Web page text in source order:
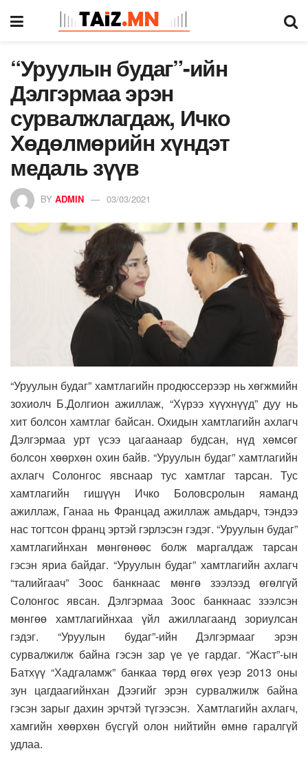
“Уруулын будаг”-ийн
Дэлгэрмаа эрэн
сурвалжлагдаж, Ичко
Хөдөлмөрийн хүндэт
медаль зүүв
BY ADMIN 03/03/2021
“Уруулын будаг” хамтлагийн продюссерээр нь хөгжмийн
зохиолч Б.Долгион ажиллаж, “Хүрээ хүүхнүүд” дуу нь
хит болсон хамтлаг байсан. Охидын хамтлагийн ахлагч
Дэлгэрмаа урт үсээ цагаанаар будсан, нүд хөмсөг
болсон хөөрхөн охин байв. “Уруулын будаг” хамтлагийн
ахлагч Солонгос явснаар тус хамтлаг тарсан. Тус
хамтлагийн гишүүн Ичко Боловсролын яаманд
ажиллаж, Ганаа нь Францад ажиллаж амьдарч, тэндээ
нас тогтсон франц эртэй гэрлэсэн гэдэг. “Уруулын будаг”
хамтлагийнхан мөнгөнөөс болж маргалдаж тарсан
гэсэн яриа байдаг. “Уруулын будаг” хамтлагийн ахлагч
“талийгаач” Зоос банкнаас мөнгө зээлээд өгөлгүй
Солонгос явсан. Дэлгэрмаа Зоос банкнаас зээлсэн
мөнгөө хамтлагийнхаа үйл ажиллагаанд зориулсан
гэдэг. “Уруулын будаг”-ийн Дэлгэрмааг эрэн
сурвалжилж байна гэсэн зар үе үе гардаг. “Жаст”-ын
Батхүү “Хадгаламж” банкаа төрд өгөх үеэр 2013 оны
зун цагдаагийнхан Дээгийг эрэн сурвалжилж байна
гэсэн зарыг дахин эрчтэй түгээсэн. Хамтлагийн ахлагч,
хамгийн хөөрхөн бүсгүй олон нийтийн өмнө гаралгүй
удлаа.